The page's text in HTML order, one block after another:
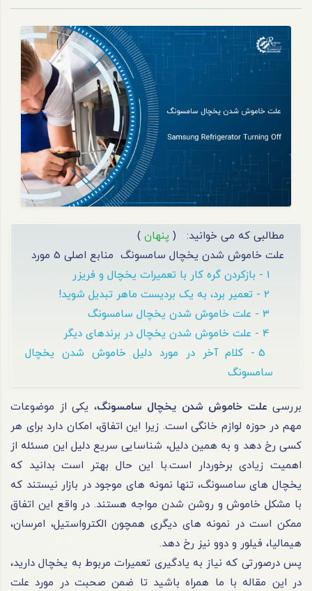
مطالبی که می خوانید: ( پنهان )
علت خاموش شدن یخچال سامسونگ منابع اصلی 5 مورد
5 - کلام آخر در مورد دلیل خاموش شدن یخچال
سامسونگ
بررسی علت خاموش شدن یخچال سامسونگ، یکی از موضوعات
مهم در حوزه لوازم‌ خانگی است. زیرا این اتفاق، امکان دارد برای هر
کسی رخ دهد و به همین دلیل، شناسایی سریع دلیل این مسئله از
اهمیت زیادی برخوردار است.با این‌ حال بهتر است بدانید که
یخچال‌ های سامسونگ، تنها نمونه‌ های موجود در بازار نیستند که
با مشکل خاموش و روشن‌ شدن مواجه هستند. در واقع این اتفاق
ممکن است در نمونه‌ های دیگری همچون الکترواستیل، امرسان،
هیمالیا، فیلور و دوو نیز رخ دهد.
پس درصورتی‌ که نیاز به یادگیری تعمیرات مربوط به یخچال دارید،
در این مقاله با ما همراه باشید تا ضمن صحبت در مورد علت